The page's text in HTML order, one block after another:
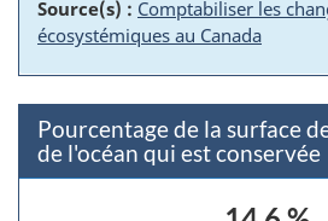
Source(s) : Comptabiliser les
écosystémiques au Canada
Pourcentage de la surface
de l'océan qui est conservée